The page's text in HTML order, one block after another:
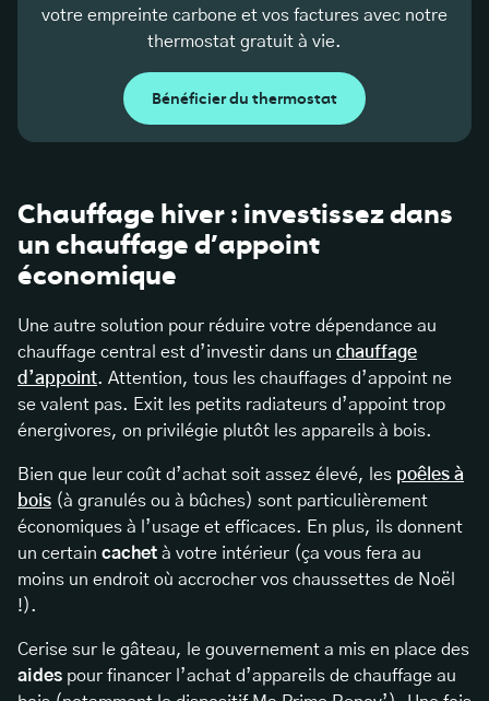
votre empreinte carbone et vos factures avec notre
thermostat gratuit à vie.
Bénéficier du thermostat
Chauffage hiver : investissez dans
un chauffage d’appoint
économique
Une autre solution pour réduire votre dépendance au
chauffage central est d’investir dans un chauffage
d’appoint. Attention, tous les chauffages d’appoint ne
se valent pas. Exit les petits radiateurs d’appoint trop
énergivores, on privilégie plutôt les appareils à bois.
Bien que leur coût d’achat soit assez élevé, les poêles à
bois (à granulés ou à bûches) sont particulièrement
économiques à l’usage et efficaces. En plus, ils donnent
un certain cachet à votre intérieur (ça vous fera au
moins un endroit où accrocher vos chaussettes de Noël
!).
Cerise sur le gâteau, le gouvernement a mis en place des
aides pour financer l’achat d’appareils de chauffage au